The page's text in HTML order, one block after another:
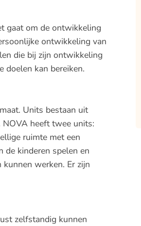
gaat om de ontwikkeling
ontwikkeling van
die bij zijn ontwikkeling
doelen kan bereiken.
Units bestaan uit
NOVA heeft twee units:
ruimte met een
de kinderen spelen en
werken. Er zijn
zelfstandig kunnen